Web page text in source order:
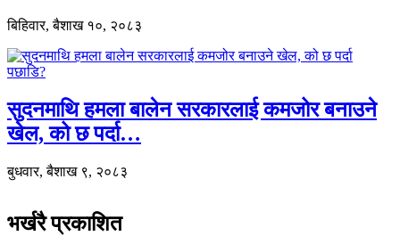
बिहिवार, बैशाख १०, २०८३
सुदनमाथि हमला बालेन सरकारलाई कमजोर बनाउने
खेल, को छ पर्दा…
बुधवार, बैशाख ९, २०८३
भर्खरै प्रकाशित